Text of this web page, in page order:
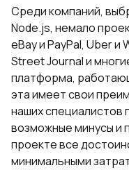
Среди компаний,
Node.js, немало
eBay и PayPal, Uber и
Street Journal и
платформа,
эта имеет свои
наших специалистов
возможные минусы и
проекте все
минимальными